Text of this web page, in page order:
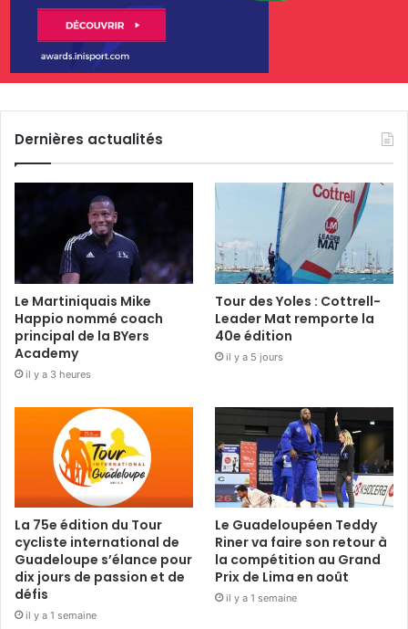
Dernières actualités
Le Martiniquais Mike
Happio nommé coach
principal de la BYers
Academy
il y a 3 heures
Tour des Yoles : Cottrell-
Leader Mat remporte la
40e édition
il y a 5 jours
La 75e édition du Tour
cycliste international de
Guadeloupe s’élance pour
dix jours de passion et de
défis
il y a 1 semaine
Le Guadeloupéen Teddy
Riner va faire son retour à
la compétition au Grand
Prix de Lima en août
il y a 1 semaine